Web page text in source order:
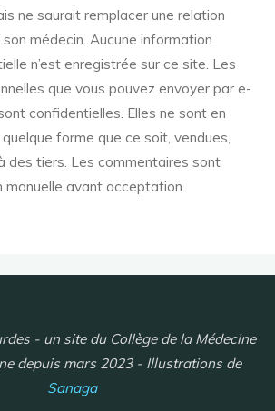
ne saurait remplacer une relation
médecin. Aucune information
n’est enregistrée sur ce site. Les
que vous pouvez envoyer par e-
confidentielles. Elles ne sont en
forme que ce soit, vendues,
des tiers. Les commentaires sont
manuelle avant acceptation.
- un site du Collège de la Médecine
depuis mars 2023 - Illustrations de
Sanaga